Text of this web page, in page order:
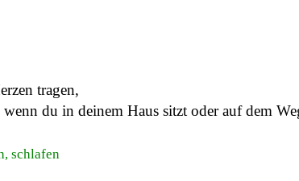
tragen,
du in deinem Haus sitzt oder auf dem
schlafen